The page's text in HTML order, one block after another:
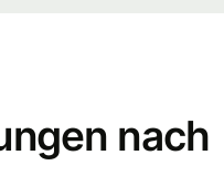
nach